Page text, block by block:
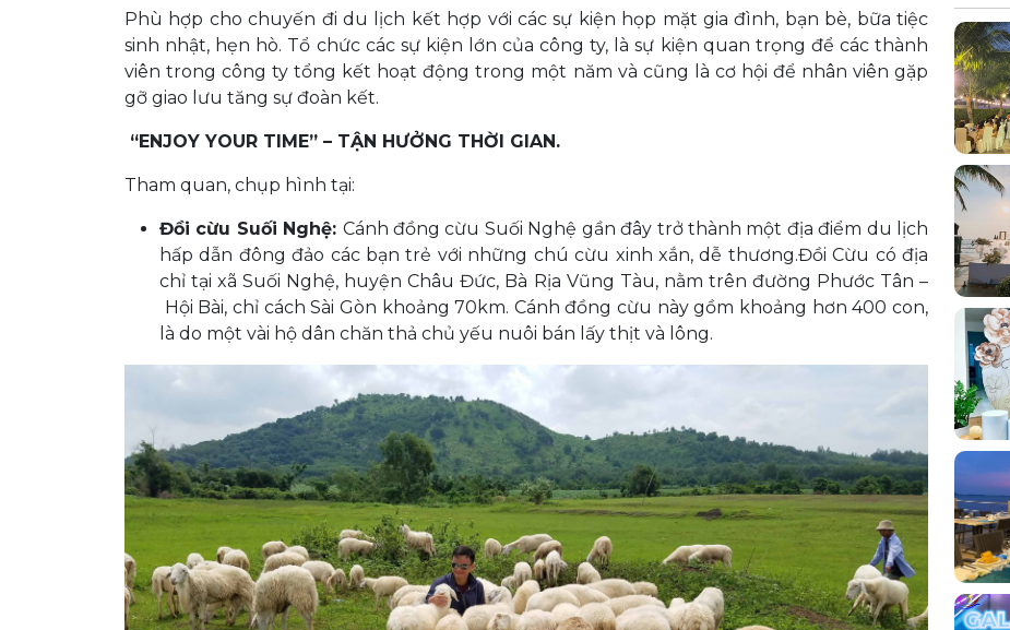
Phù hợp cho chuyến đi du lịch kết hợp với các sự kiện họp mặt gia đình, bạn bè, bữa tiệc
sinh nhật, hẹn hò. Tổ chức các sự kiện lớn của công ty, là sự kiện quan trọng để các thành
viên trong công ty tổng kết hoạt động trong một năm và cũng là cơ hội để nhân viên gặp
gỡ giao lưu tăng sự đoàn kết.
“ENJOY YOUR TIME” – TẬN HƯỞNG THỜI GIAN.
Tham quan, chụp hình tại:
Đồi cừu Suối Nghệ: Cánh đồng cừu Suối Nghệ gần đây trở thành một địa điểm du lịch
hấp dẫn đông đảo các bạn trẻ với những chú cừu xinh xắn, dễ thương.Đồi Cừu có địa
chỉ tại xã Suối Nghệ, huyện Châu Đức, Bà Rịa Vũng Tàu, nằm trên đường Phước Tân –
Hội Bài, chỉ cách Sài Gòn khoảng 70km. Cánh đồng cừu này gồm khoảng hơn 400 con,
là do một vài hộ dân chăn thả chủ yếu nuôi bán lấy thịt và lông.